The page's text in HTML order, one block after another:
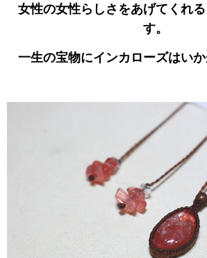
女性の女性らしさをあげてくれ
す。
一生の宝物にインカローズはい